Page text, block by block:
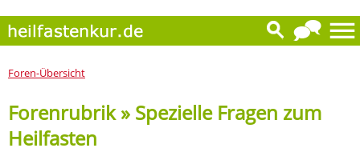
Foren-Übersicht
Forenrubrik » Spezielle Fragen zum
Heilfasten